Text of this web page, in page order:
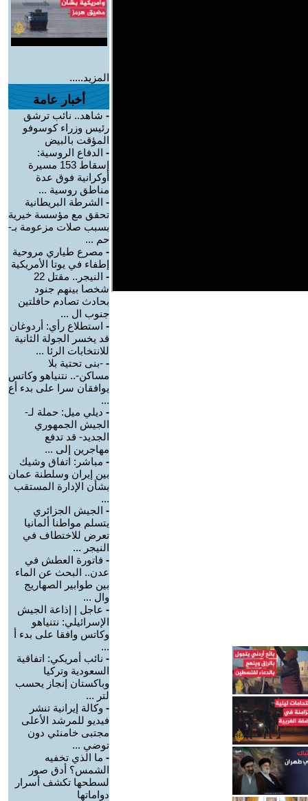
المزيد.....
أخبار عامة
- شاهد.. نائب ترشق
رئيس وزراء كوسوفو
المؤقت بالبيض
- الدفاع الروسية:
إسقاط 153 مسيرة
أوكرانية فوق عدة
مناطق روسية ...
- الشرطة البريطانية
تحقق مع مؤسسة خيرية
بسبب صلات مزعومة بـ-
حم ...
- مصرع طياري مروحية
إطفاء في يوتا الأمريكية
-
النيجر.. مقتل 22
شخصا بينهم جنود
بحادث تصادم حافلتين
جنوب ال ...
- استطلاع رأي: أردوغان
قد يخسر الجولة الثانية
للانتخابات الرئا ...
- -بنى تحتية بلا
مساكن-.. نتنياهو وكاتس
يوافقان سرا على بدء أع
...
- ديلي ميل: حملة لـ-
الجيش الجمهوري
الجديد- قد تدفع
مهاجرين إلى ...
- مباشر: اتفاق وشيك
بين إيران وسلطنة عمان
بشأن الإدارة المستقب
...
- الجيش الجزائري
يتسلم مواطنا ألمانيا
تعرض للاختطاف في
النيجر ...
- فاتورة العطش في
عدن.. البحث عن الماء
بين طوابير الصهاريج
وال ...
- عاجل | إذاعة الجيش
الإسرائيلي: نتنياهو
وكاتس وافقا على بدء أ
...
- نائب أمريكي: اتفاقية
السعودية وتركيا
وباكستان إنجاز يحسب
لتر ...
- وكالة إيرانية تنشر
فيديو للمرشد الأعلى
مجتبى خامنئي دون
توضي ...
- ما الذي تخفيه
الشمس؟ أدق صور
لسطحها تكشف أسرار
دواماتها